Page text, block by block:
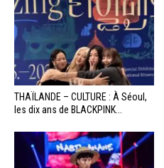
THAÏLANDE – CULTURE : À Séoul,
les dix ans de BLACKPINK...